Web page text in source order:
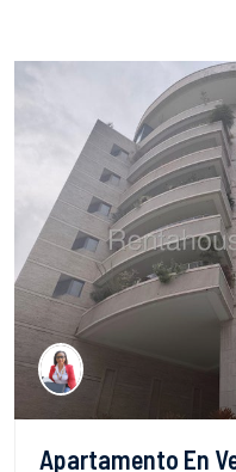
Apartamento En